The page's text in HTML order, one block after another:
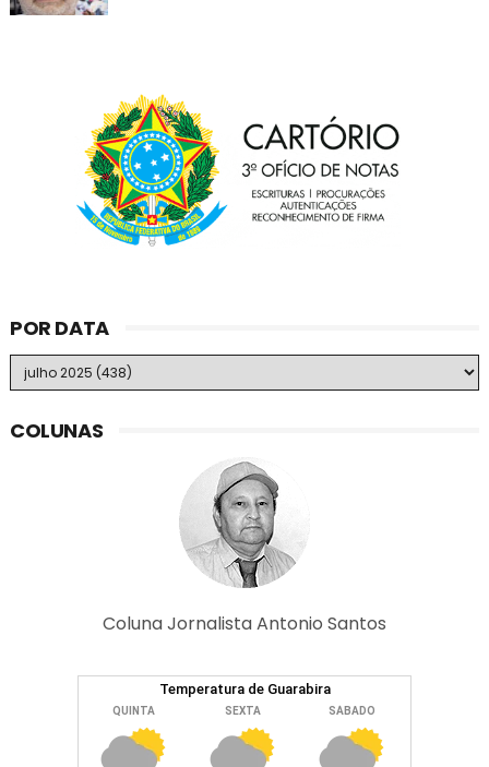
POR DATA
COLUNAS
Coluna Jornalista Antonio Santos